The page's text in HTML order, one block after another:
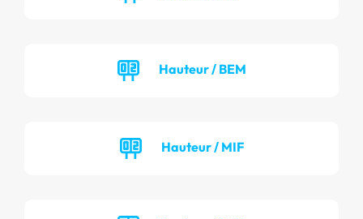
Hauteur / BEM
Hauteur / MIF